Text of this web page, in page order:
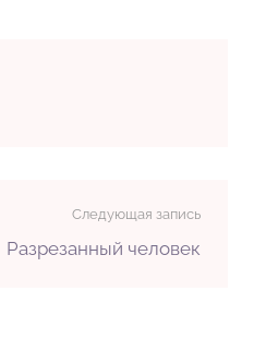
Следующая запись
Разрезанный человек